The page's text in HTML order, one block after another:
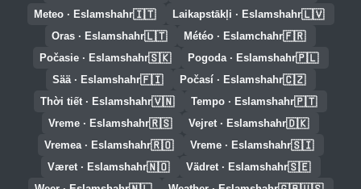
🇱🇻
Laikapstākļi · Eslamshahr
🇮🇹
Meteo · Eslamshahr
🇫🇷
Météo · Eslamchahr
🇱🇹
Oras · Eslamshahr
🇵🇱
Pogoda · Eslamshahr
🇸🇰
Počasie · Eslamshahr
🇨🇿
Počasí · Eslamshahr
🇫🇮
Sää · Eslamshahr
🇵🇹
Tempo · Eslamshahr
🇻🇳
Thời tiết · Eslamshahr
🇩🇰
Vejret · Eslamshahr
🇷🇸
Vreme · Eslamshahr
🇸🇮
Vreme · Eslamshahr
🇷🇴
Vremea · Eslamshahr
🇸🇪
Vädret · Eslamshahr
🇳🇴
Været · Eslamshahr